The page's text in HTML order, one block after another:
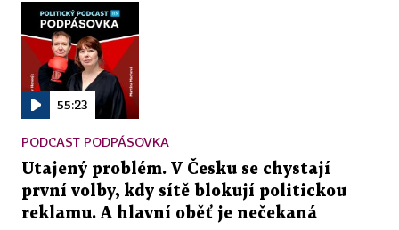
55:23
PODCAST PODPÁSOVKA
Utajený problém. V Česku se chystají
první volby, kdy sítě blokují politickou
reklamu. A hlavní oběť je nečekaná